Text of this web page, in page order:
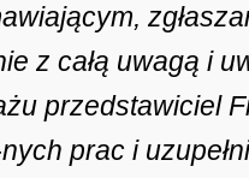
z całą uwagą i
przedstawiciel
prac i